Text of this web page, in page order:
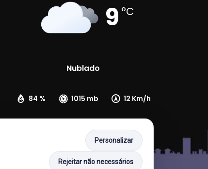
9 °C
Nublado
84 % 1015 mb 12 Km/h
Personalizar
Rejeitar não necessários